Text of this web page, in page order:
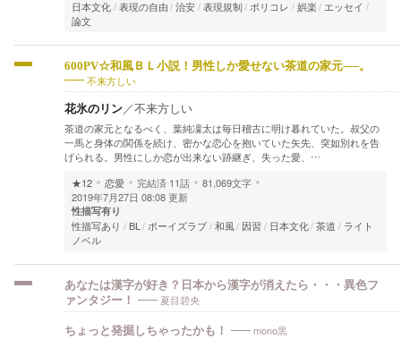
日本文化 表現の自由 治安 表現規制 ポリコレ 娯楽
エッセイ
論文
600PV☆和風ＢＬ小説！男性しか愛せない茶道の家元──。
不来方しい
花氷のリン／不来方しい
茶道の家元となるべく、葉純凜太は毎日稽古に明け暮れていた。叔父の
一馬と身体の関係を続け、密かな恋心を抱いていた矢先、突如別れを告
げられる。男性にしか恋が出来ない跡継ぎ、失った愛、…
★12
恋愛 完結済 11話
81,069文字
2019年7月27日 08:08 更新
性描写有り
性描写あり BL ボーイズラブ 和風 因習 日本文化 茶道
ライト
ノベル
あなたは漢字が好き？日本から漢字が消えたら・・・異色フ
ァンタジー！
夏目碧央
ちょっと発掘しちゃったかも！ mono黒